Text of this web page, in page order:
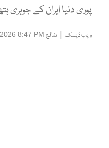
پوری دنیا ایران کے جوہری
ویب ڈیسک | شائع 8:47 PM